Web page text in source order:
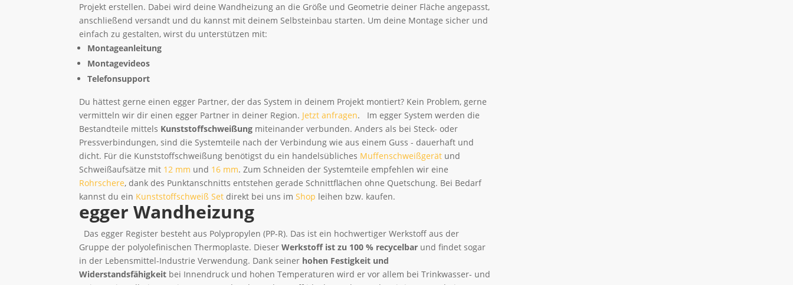
Projekt erstellen. Dabei wird deine Wandheizung an die Größe und Geometrie deiner Fläche angepasst,
anschließend versandt und du kannst mit deinem Selbsteinbau starten. Um deine Montage sicher und
einfach zu gestalten, wirst du unterstützen mit:
Montageanleitung
Montagevideos
Telefonsupport
Du hättest gerne einen egger Partner, der das System in deinem Projekt montiert? Kein Problem, gerne
vermitteln wir dir einen egger Partner in deiner Region. Jetzt anfragen. Im egger System werden die
Bestandteile mittels Kunststoffschweißung miteinander verbunden. Anders als bei Steck- oder
Pressverbindungen, sind die Systemteile nach der Verbindung wie aus einem Guss - dauerhaft und
dicht. Für die Kunststoffschweißung benötigst du ein handelsübliches Muffenschweißgerät und
Schweißaufsätze mit 12 mm und 16 mm. Zum Schneiden der Systemteile empfehlen wir eine
Rohrschere, dank des Punktanschnitts entstehen gerade Schnittflächen ohne Quetschung. Bei Bedarf
kannst du ein Kunststoffschweiß Set direkt bei uns imShop leihen bzw. kaufen.
egger Wandheizung
Das egger Register besteht aus Polypropylen (PP-R). Das ist ein hochwertiger Werkstoff aus der
Gruppe der polyolefinischen Thermoplaste. DieserWerkstoff ist zu 100 % recycelbar und findet sogar
in der Lebensmittel-Industrie Verwendung. Dank seiner hohen Festigkeit und
Widerstandsfähigkeit bei Innendruck und hohen Temperaturen wird er vor allem bei Trinkwasser- und